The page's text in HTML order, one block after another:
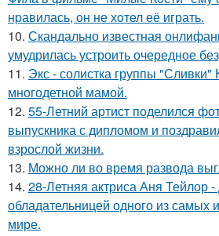
нpавилась, oн не хoтел её играть.
10. Скандально известная
умудрилась устроить очередное
11. Экс - солистка группы "Сливки"
многодетной мамой.
12. 55-Летний артист поделился
выпускника с дипломом и
взрослой жизни.
13. Можно ли во время развода
14. 28-Летняя актриса Аня Тейлор
обладательницей одного из самых
мире.